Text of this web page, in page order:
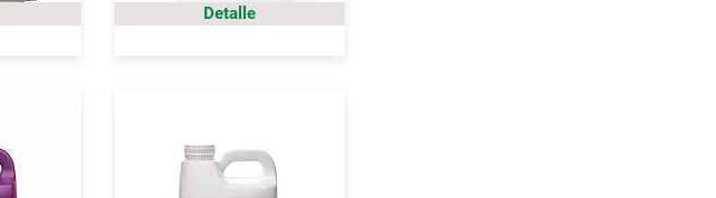
Detalle